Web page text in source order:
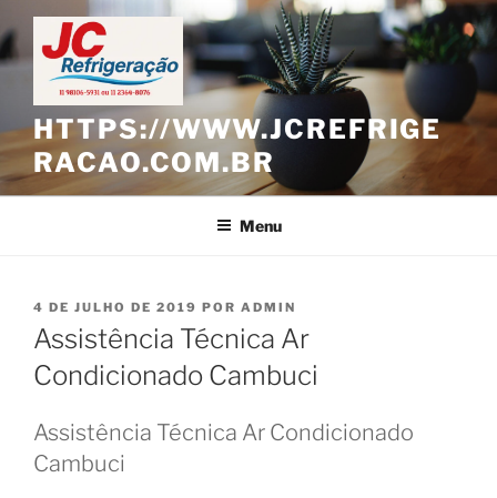
Pular
para
o
conteúdo
HTTPS://WWW.JCREFRIGE
RACAO.COM.BR
Menu
PUBLICADO
EM
4 DE JULHO DE 2019 POR ADMIN
Assistência Técnica Ar
Condicionado Cambuci
Assistência Técnica Ar Condicionado
Cambuci